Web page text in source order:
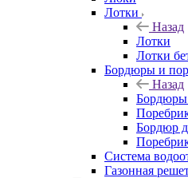
Лотки
Назад
Лотки
Лотки
Бордюры и
Назад
Бордюры
Бордюр
Система
Газонная